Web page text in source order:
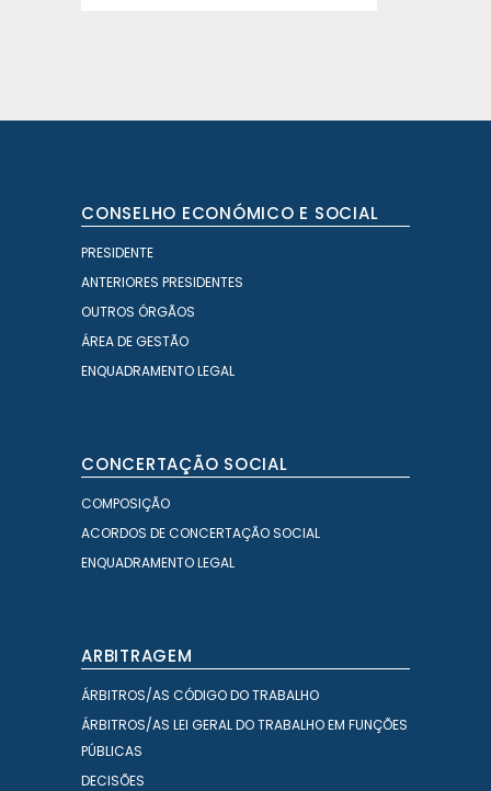
CONSELHO ECONÓMICO E SOCIAL
PRESIDENTE
ANTERIORES PRESIDENTES
OUTROS ÓRGÃOS
ÁREA DE GESTÃO
ENQUADRAMENTO LEGAL
CONCERTAÇÃO SOCIAL
COMPOSIÇÃO
ACORDOS DE CONCERTAÇÃO SOCIAL
ENQUADRAMENTO LEGAL
ARBITRAGEM
ÁRBITROS/AS CÓDIGO DO TRABALHO
ÁRBITROS/AS LEI GERAL DO TRABALHO EM FUNÇÕES
PÚBLICAS
DECISÕES